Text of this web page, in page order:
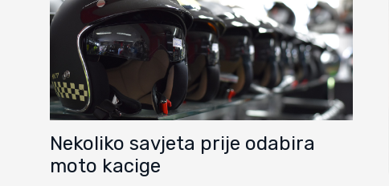
Nekoliko savjeta prije odabira
moto kacige